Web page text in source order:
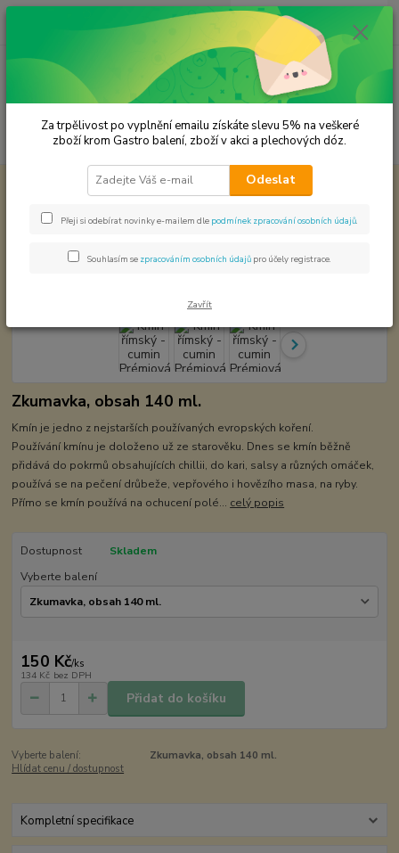
Menu
Hledat
ks
za 0,00 Kč
Premium koření Kmín římský - cumin Prémiová kvalita
Kmín římský - cumin Prémiová
kvalita
Zkumavka, obsah 140 ml.
Kmín je jedno z nejstarších používaných evropských koření.
Používání kmínu je doloženo už ze starověku. Dnes se kmín běžně
přidává do pokrmů obsahujících chillii, do kari, salsy a různých omáček,
používá se na pečení drůbeže, vepřového i hovězího masa, na ryby.
Přímo se kmín používá na ochucení polé... celý popis
Dostupnost
Skladem
Vyberte balení
150 Kč/ks
134 Kč bez DPH
Přidat do košíku
Vyberte balení:
Zkumavka, obsah 140 ml.
Hlídat cenu / dostupnost
Kompletní specifikace
Za trpělivost po vyplnění emailu získáte slevu 5% na veškeré
zboží krom Gastro balení, zboží v akci a plechových dóz.
Odeslat
Přeji si odebírat novinky e-mailem dle podmínek zpracování osobních údajů
Souhlasím se zpracováním osobních údajů pro účely registrace.
Zavřít